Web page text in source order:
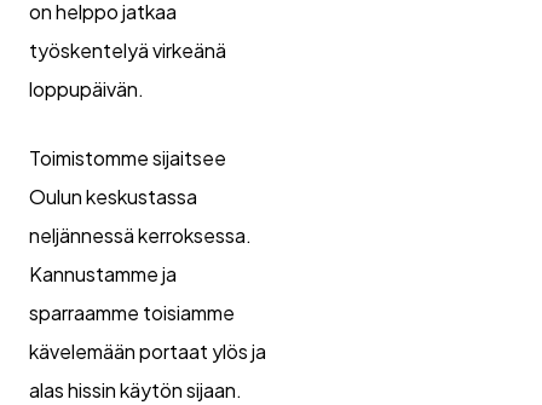
on helppo jatkaa
työskentelyä virkeänä
loppupäivän.
Toimistomme sijaitsee
Oulun keskustassa
neljännessä kerroksessa.
Kannustamme ja
sparraamme toisiamme
kävelemään portaat ylös ja
alas hissin käytön sijaan.